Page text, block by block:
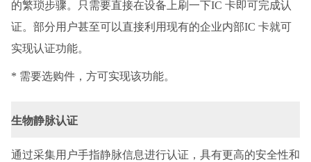
的繁琐步骤。只需要直接在设备上刷一下IC 卡即可完成认
证。部分用户甚至可以直接利用现有的企业内部IC 卡就可
实现认证功能。
* 需要选购件，方可实现该功能。
生物静脉认证
通过采集用户手指静脉信息进行认证，具有更高的安全性和